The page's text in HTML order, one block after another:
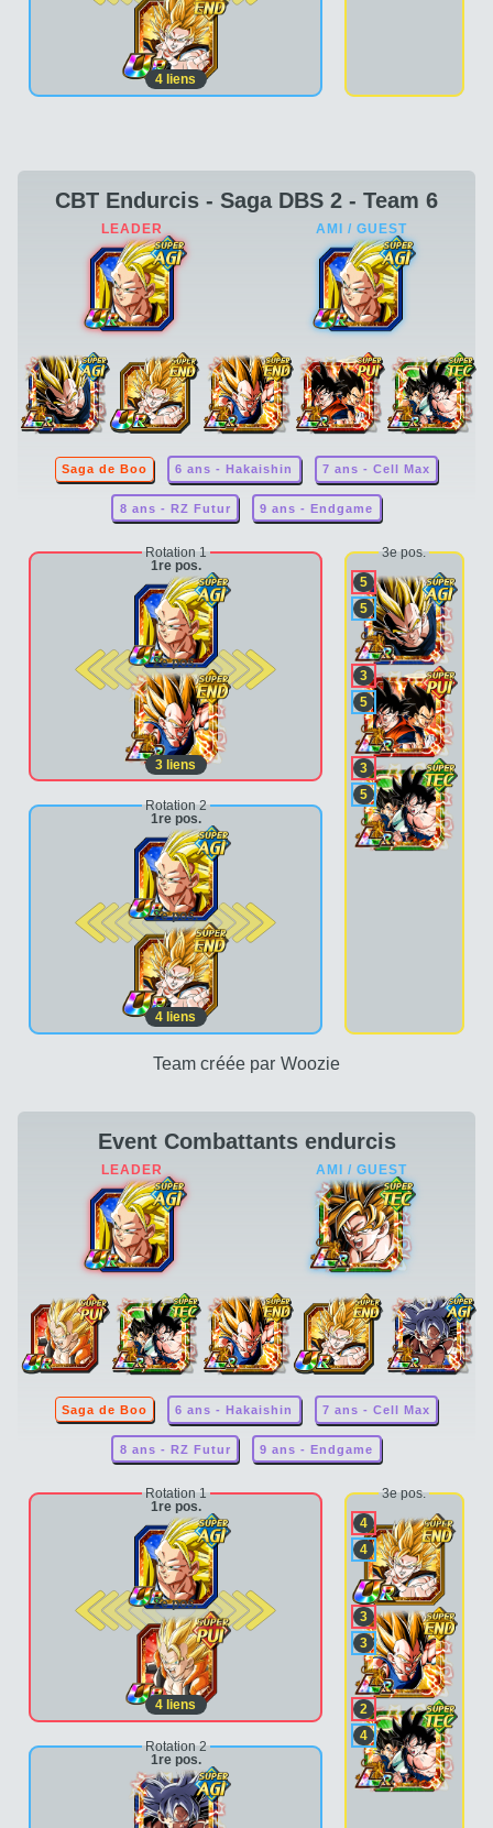
4 liens
CBT Endurcis - Saga DBS 2 - Team 6
Saga de Boo 6 ans - Hakaishin 7 ans - Cell Max
8 ans - RZ Futur 9 ans - Endgame
Rotation 1
1re pos.
2e pos.
3 liens
Rotation 2
1re pos.
2e pos.
4 liens
3e pos.
5
5
3
5
3
5
Team créée par Woozie
Event Combattants endurcis
Saga de Boo 6 ans - Hakaishin 7 ans - Cell Max
8 ans - RZ Futur 9 ans - Endgame
Rotation 1
1re pos.
2e pos.
4 liens
Rotation 2
1re pos.
3e pos.
4
4
3
3
2
4